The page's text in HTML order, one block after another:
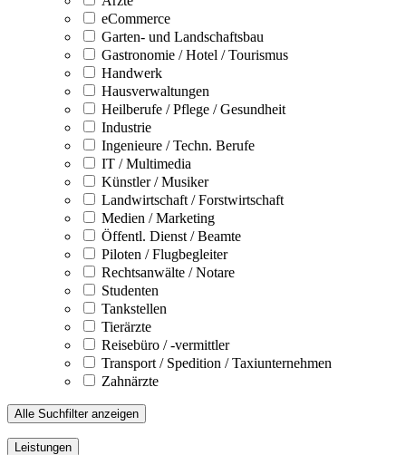
eCommerce
Garten- und Landschaftsbau
Gastronomie / Hotel / Tourismus
Handwerk
Hausverwaltungen
Heilberufe / Pflege / Gesundheit
Industrie
Ingenieure / Techn. Berufe
IT / Multimedia
Künstler / Musiker
Landwirtschaft / Forstwirtschaft
Medien / Marketing
Öffentl. Dienst / Beamte
Piloten / Flugbegleiter
Rechtsanwälte / Notare
Studenten
Tankstellen
Tierärzte
Reisebüro / -vermittler
Transport / Spedition / Taxiunternehmen
Zahnärzte
Alle Suchfilter anzeigen
Leistungen